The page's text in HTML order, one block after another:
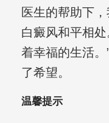
医生的帮助下
白癜风和平相
着幸福的生活
了希望。
温馨提示